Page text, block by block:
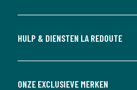
HULP & DIENSTEN LA REDOUTE
ONZE EXCLUSIEVE MERKEN